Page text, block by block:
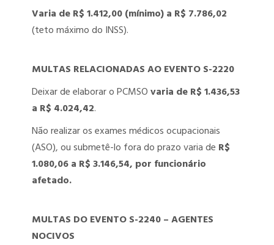
Varia de R$ 1.412,00 (mínimo) a R$ 7.786,02
(teto máximo do INSS).
MULTAS RELACIONADAS AO EVENTO S-2220
Deixar de elaborar o PCMSOvaria de R$ 1.436,53
a R$ 4.024,42.
Não realizar os exames médicos ocupacionais
(ASO), ou submetê-lo fora do prazo varia de R$
1.080,06 a R$ 3.146,54, por funcionário
afetado.
MULTAS DO EVENTO S-2240 – AGENTES
NOCIVOS